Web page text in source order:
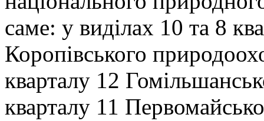
саме: у виділах 10 та 8
Коропівського
кварталу 12
кварталу 11